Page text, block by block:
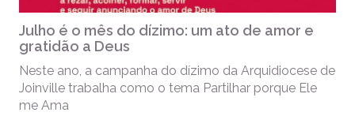
Julho é o mês do dízimo: um ato de amor e
gratidão a Deus
Neste ano, a campanha do dízimo da Arquidiocese de
Joinville trabalha como o tema Partilhar porque Ele
me Ama